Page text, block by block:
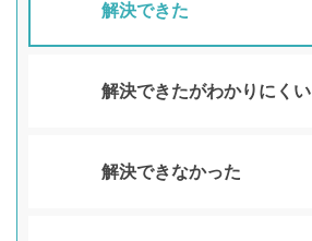
解決できた
解決できたがわかりにくい
解決できなかった